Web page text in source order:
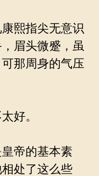
熙指尖无意识
眉头微蹙，虽
那周身的气压
好。
帝的基本素
处了这么些